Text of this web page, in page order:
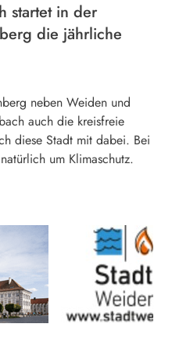
startet in der
die jährliche
neben Weiden und
auch die kreisfreie
diese Stadt mit dabei. Bei
um Klimaschutz.